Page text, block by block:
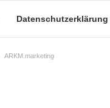
Datenschutzerklärung
ARKM.marketing